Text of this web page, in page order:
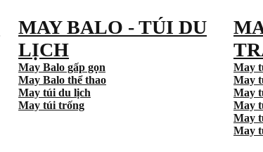
MAY BALO - TÚI DU
LỊCH
May Balo gấp gọn
May Balo thể thao
May túi du lịch
May túi trống
May
May
May
May
May
May